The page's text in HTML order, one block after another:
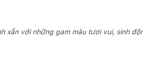
xắn với những gam màu tươi vui, sinh